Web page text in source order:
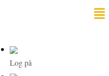
Menu
Log på